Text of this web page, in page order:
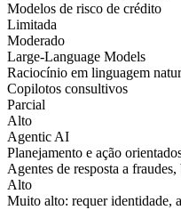
Modelos de risco de crédito
Limitada
Moderado
Large-Language Models
Raciocínio em linguagem
Copilotos consultivos
Parcial
Alto
Agentic AI
Planejamento e ação
Agentes de resposta a
Alto
Muito alto: requer identidade,